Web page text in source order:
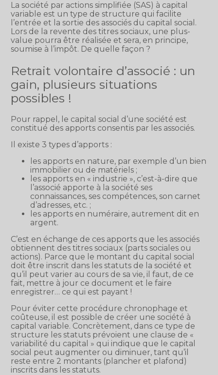
La société par actions simplifiée (SAS) à capital
variable est un type de structure qui facilite
l’entrée et la sortie des associés du capital social.
Lors de la revente des titres sociaux, une plus-
value pourra être réalisée et sera, en principe,
soumise à l’impôt. De quelle façon ?
Retrait volontaire d’associé : un
gain, plusieurs situations
possibles !
Pour rappel, le capital social d’une société est
constitué des apports consentis par les associés.
Il existe 3 types d’apports :
les apports en nature, par exemple d’un bien
immobilier ou de matériels ;
les apports en « industrie », c’est-à-dire que
l’associé apporte à la société ses
connaissances, ses compétences, son carnet
d’adresses, etc. ;
les apports en numéraire, autrement dit en
argent.
C’est en échange de ces apports que les associés
obtiennent des titres sociaux (parts sociales ou
actions). Parce que le montant du capital social
doit être inscrit dans les statuts de la société et
qu’il peut varier au cours de sa vie, il faut, de ce
fait, mettre à jour ce document et le faire
enregistrer… ce qui est payant !
Pour éviter cette procédure chronophage et
coûteuse, il est possible de créer une société à
capital variable. Concrètement, dans ce type de
structure les statuts prévoient une clause de «
variabilité du capital » qui indique que le capital
social peut augmenter ou diminuer, tant qu’il
reste entre 2 montants (plancher et plafond)
inscrits dans les statuts.